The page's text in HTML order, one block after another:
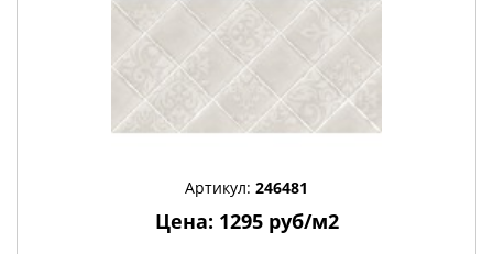
Артикул: 246481
Цена: 1295 руб/м2